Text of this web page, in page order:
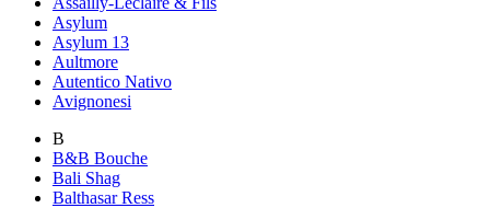
Asylum
Asylum 13
Aultmore
Autentico Nativo
Avignonesi
B
B&B Bouche
Bali Shag
Balthasar Ress